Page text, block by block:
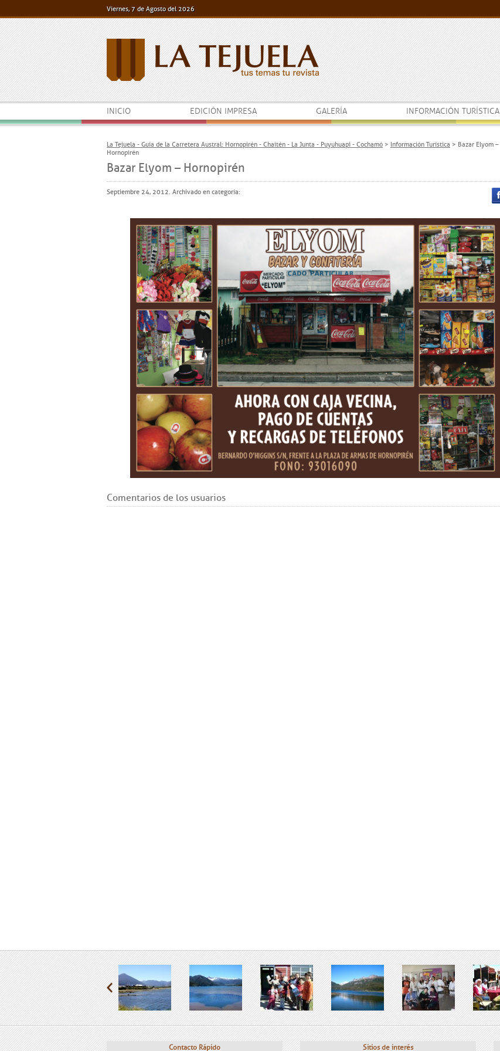
Viernes, 7 de Agosto del 2026
INICIO EDICIÓN IMPRESA GALERÍA INFORMACIÓN TURÍSTICA
La Tejuela - Guía de la Carretera Austral: Hornopirén - Chaitén - La Junta - Puyuhuapi - Cochamó > Información Turística > Bazar Elyom –
Hornopirén
Bazar Elyom – Hornopirén
Septiembre 24, 2012. Archivado en categoría:
Comentarios de los usuarios
Contacto Rápido Sitios de interés